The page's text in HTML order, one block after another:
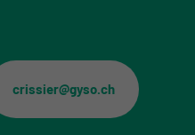
crissier@gyso.ch